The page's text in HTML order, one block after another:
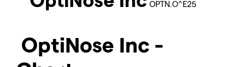
OPTN.O^E25
OptiNose Inc -